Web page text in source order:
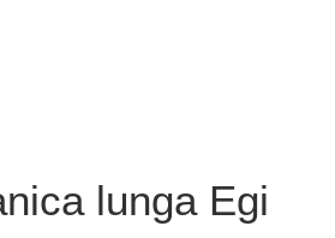
lunga Egi